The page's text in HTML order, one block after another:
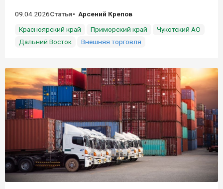
09.04.2026Статья
Арсений Крепов
Красноярский край
Приморский край
Чукотский АО
Дальний Восток
Внешняя торговля